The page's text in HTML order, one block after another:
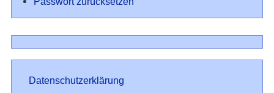
Datenschutz
Datenschutzerklärung